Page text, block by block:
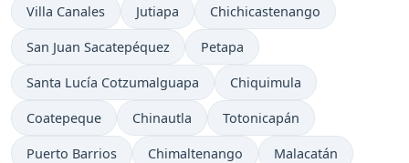
Villa Canales Jutiapa Chichicastenango
San Juan Sacatepéquez Petapa
Santa Lucía Cotzumalguapa Chiquimula
Coatepeque Chinautla Totonicapán
Puerto Barrios Chimaltenango Malacatán